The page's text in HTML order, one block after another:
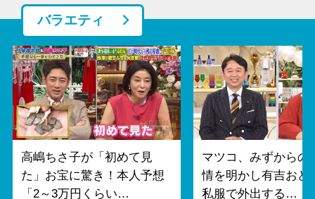
バラエティ
高嶋ちさ子が「初めて見
た」お宝に驚き！本人予想
「2～3万円くらい…
マツコ、みずからの
情を明かし有吉おど
私服で外出する…